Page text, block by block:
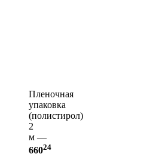
Пленочная
упаковка
(полистирол)
2
м —
66024